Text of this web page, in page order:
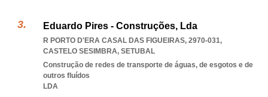
Eduardo Pires - Construções, Lda
R PORTO D'ERA CASAL DAS FIGUEIRAS, 2970-031,
CASTELO SESIMBRA, SETUBAL
Construção de redes de transporte de águas, de esgotos e de
outros fluídos
LDA